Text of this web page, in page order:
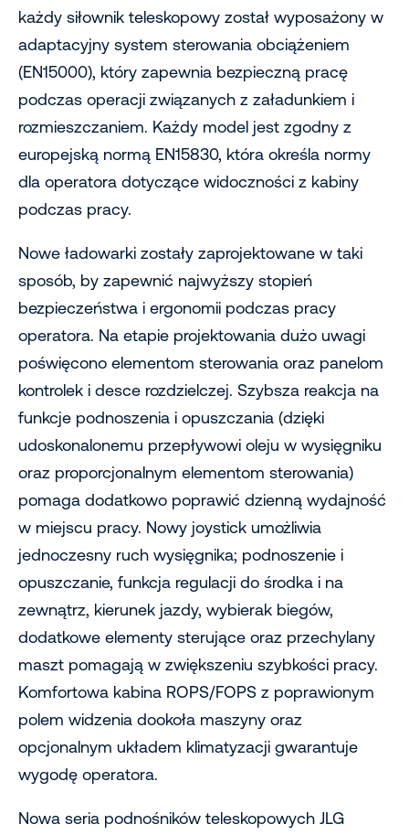
każdy siłownik teleskopowy został wyposażony w
adaptacyjny system sterowania obciążeniem
(EN15000), który zapewnia bezpieczną pracę
podczas operacji związanych z załadunkiem i
rozmieszczaniem. Każdy model jest zgodny z
europejską normą EN15830, która określa normy
dla operatora dotyczące widoczności z kabiny
podczas pracy.
Nowe ładowarki zostały zaprojektowane w taki
sposób, by zapewnić najwyższy stopień
bezpieczeństwa i ergonomii podczas pracy
operatora. Na etapie projektowania dużo uwagi
poświęcono elementom sterowania oraz panelom
kontrolek i desce rozdzielczej. Szybsza reakcja na
funkcje podnoszenia i opuszczania (dzięki
udoskonalonemu przepływowi oleju w wysięgniku
oraz proporcjonalnym elementom sterowania)
pomaga dodatkowo poprawić dzienną wydajność
w miejscu pracy. Nowy joystick umożliwia
jednoczesny ruch wysięgnika; podnoszenie i
opuszczanie, funkcja regulacji do środka i na
zewnątrz, kierunek jazdy, wybierak biegów,
dodatkowe elementy sterujące oraz przechylany
maszt pomagają w zwiększeniu szybkości pracy.
Komfortowa kabina ROPS/FOPS z poprawionym
polem widzenia dookoła maszyny oraz
opcjonalnym układem klimatyzacji gwarantuje
wygodę operatora.
Nowa seria podnośników teleskopowych JLG